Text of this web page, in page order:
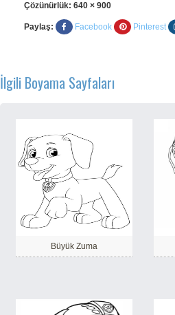
Çözünürlük: 640 × 900
Paylaş: Facebook Pinterest
İlgili Boyama Sayfaları
Büyük Zuma